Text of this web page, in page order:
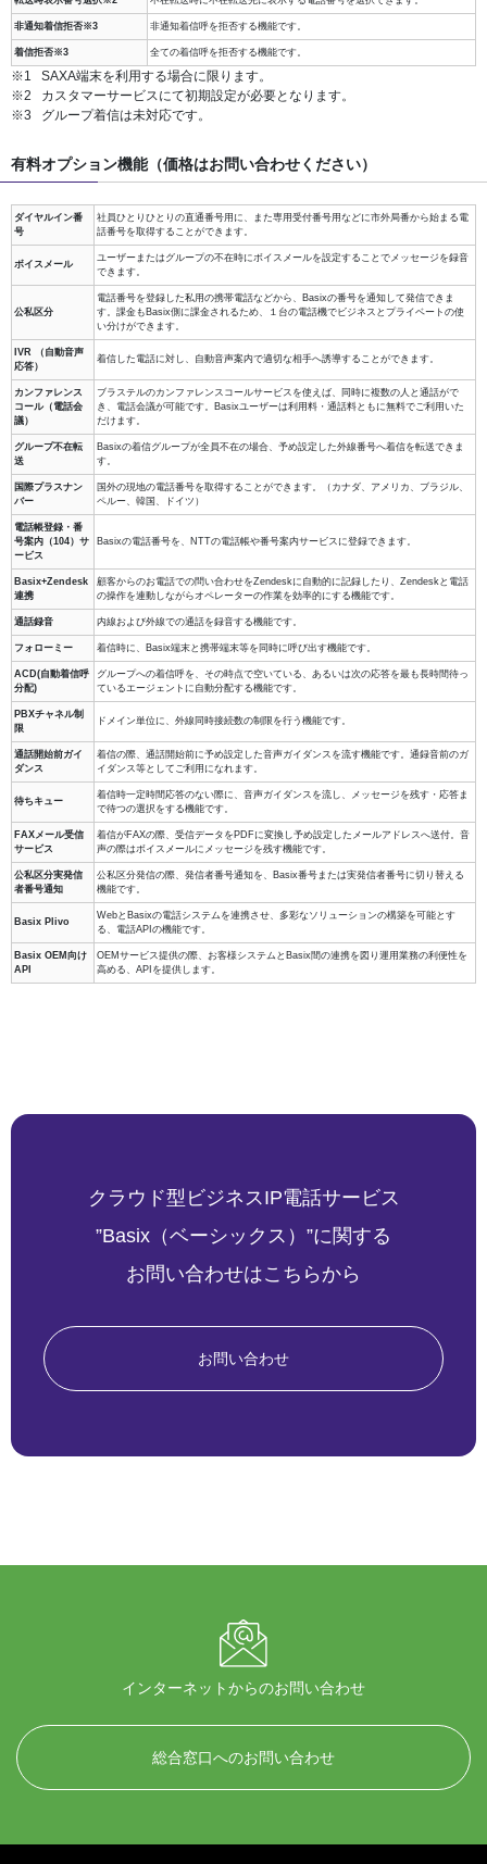
非通知着信拒否※3 非通知着信呼を拒否する機能です。
着信拒否※3 全ての着信呼を拒否する機能です。
SAXA端末を利用する場合に限ります。
カスタマーサービスにて初期設定が必要となります。
グループ着信は未対応です。
有料オプション機能（価格はお問い合わせください）
ダイヤルイン番
号
社員ひとりひとりの直通番号用に、また専用受付番号用などに市外局番から始まる電
話番号を取得することができます。
ボイスメール
ユーザーまたはグループの不在時にボイスメールを設定することでメッセージを録音
できます。
公私区分
電話番号を登録した私用の携帯電話などから、Basixの番号を通知して発信できま
す。課金もBasix側に課金されるため、１台の電話機でビジネスとプライベートの使
い分けができます。
IVR （自動音声
応答）
着信した電話に対し、自動音声案内で適切な相手へ誘導することができます。
カンファレンス
コール（電話会
議）
ブラステルのカンファレンスコールサービスを使えば、同時に複数の人と通話がで
き、電話会議が可能です。Basixユーザーは利用料・通話料ともに無料でご利用いた
だけます。
グループ不在転
送
Basixの着信グループが全員不在の場合、予め設定した外線番号へ着信を転送できま
す。
国際プラスナン
バー
国外の現地の電話番号を取得することができます。（カナダ、アメリカ、ブラジル、
ペルー、韓国、ドイツ）
電話帳登録・番
号案内（104）サ
ービス
Basixの電話番号を、NTTの電話帳や番号案内サービスに登録できます。
Basix+Zendesk
連携
顧客からのお電話での問い合わせをZendeskに自動的に記録したり、Zendeskと電話
の操作を連動しながらオペレーターの作業を効率的にする機能です。
通話録音 内線および外線での通話を録音する機能です。
フォローミー 着信時に、Basix端末と携帯端末等を同時に呼び出す機能です。
ACD(自動着信呼
分配)
グループへの着信呼を、その時点で空いている、あるいは次の応答を最も長時間待っ
ているエージェントに自動分配する機能です。
PBXチャネル制
限
ドメイン単位に、外線同時接続数の制限を行う機能です。
通話開始前ガイ
ダンス
着信の際、通話開始前に予め設定した音声ガイダンスを流す機能です。通録音前のガ
イダンス等としてご利用になれます。
待ちキュー
着信時一定時間応答のない際に、音声ガイダンスを流し、メッセージを残す・応答ま
で待つの選択をする機能です。
FAXメール受信
サービス
着信がFAXの際、受信データをPDFに変換し予め設定したメールアドレスへ送付。音
声の際はボイスメールにメッセージを残す機能です。
公私区分実発信
者番号通知
公私区分発信の際、発信者番号通知を、Basix番号または実発信者番号に切り替える
機能です。
Basix Plivo
WebとBasixの電話システムを連携させ、多彩なソリューションの構築を可能とす
る、電話APIの機能です。
Basix OEM向け
API
OEMサービス提供の際、お客様システムとBasix間の連携を図り運用業務の利便性を
高める、APIを提供します。
クラウド型ビジネスIP電話サービス
”Basix（ベーシックス）”に関する
お問い合わせはこちらから
お問い合わせ
インターネットからのお問い合わせ
総合窓口へのお問い合わせ